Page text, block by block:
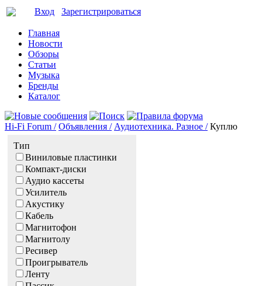
Вход Зарегистрироваться
Главная
Новости
Обзоры
Статьи
Музыка
Бренды
Каталог
Hi-Fi Forum / Объявления / Аудиотехника. Разное / Куплю
Тип
Виниловые пластинки
Компакт-диски
Аудио кассеты
Усилитель
Акустику
Кабель
Магнитофон
Магнитолу
Ресивер
Проигрыватель
Ленту